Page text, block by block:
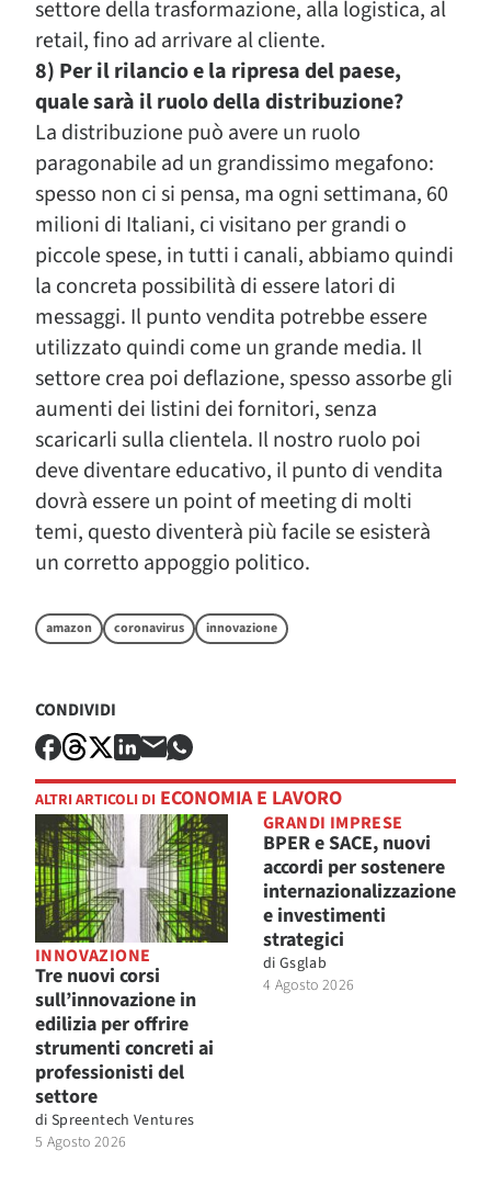
settore della trasformazione, alla logistica, al
retail, fino ad arrivare al cliente.
8) Per il rilancio e la ripresa del paese,
quale sarà il ruolo della distribuzione?
La distribuzione può avere un ruolo
paragonabile ad un grandissimo megafono:
spesso non ci si pensa, ma ogni settimana, 60
milioni di Italiani, ci visitano per grandi o
piccole spese, in tutti i canali, abbiamo quindi
la concreta possibilità di essere latori di
messaggi. Il punto vendita potrebbe essere
utilizzato quindi come un grande media. Il
settore crea poi deflazione, spesso assorbe gli
aumenti dei listini dei fornitori, senza
scaricarli sulla clientela. Il nostro ruolo poi
deve diventare educativo, il punto di vendita
dovrà essere un point of meeting di molti
temi, questo diventerà più facile se esisterà
un corretto appoggio politico.
amazon coronavirus innovazione
CONDIVIDI
ALTRI ARTICOLI DI ECONOMIA E LAVORO
INNOVAZIONE
Tre nuovi corsi
sull’innovazione in
edilizia per offrire
strumenti concreti ai
professionisti del
settore
di Spreentech Ventures
5 Agosto 2026
GRANDI IMPRESE
BPER e SACE, nuovi
accordi per sostenere
internazionalizzazione
e investimenti
strategici
di Gsglab
4 Agosto 2026